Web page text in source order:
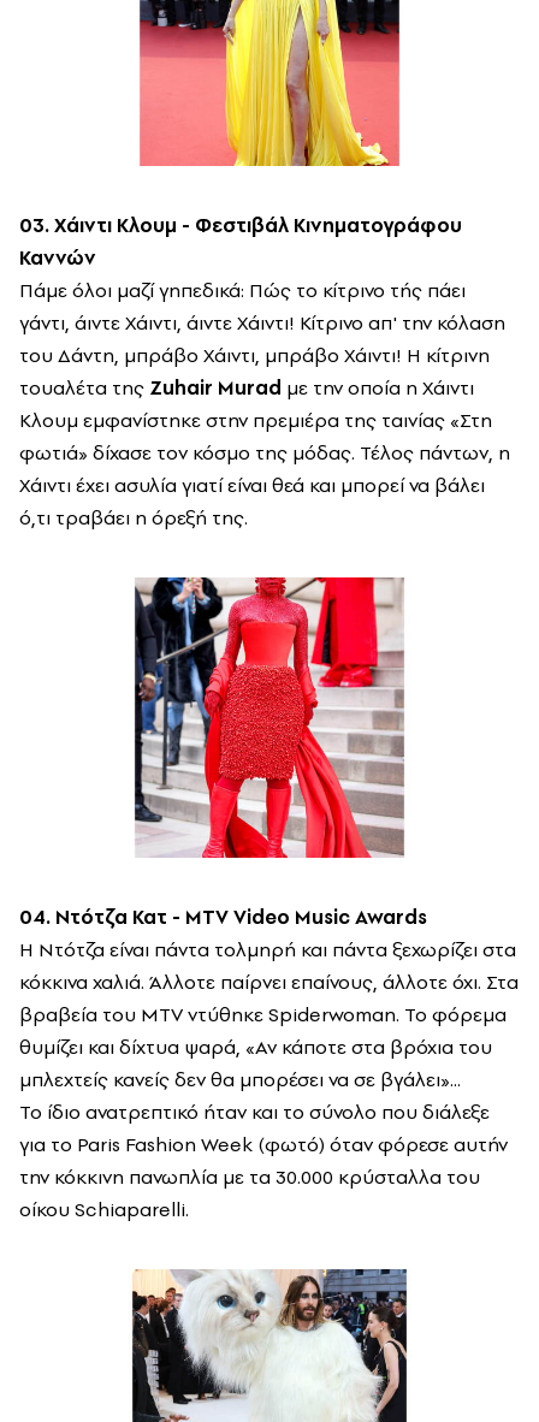
03. Χάιντι Κλουμ - Φεστιβάλ Κινηματογράφου
Καννών
Πάμε όλοι μαζί γηπεδικά: Πώς το κίτρινο τής πάει
γάντι, άιντε Χάιντι, άιντε Χάιντι! Κίτρινο απ' την κόλαση
του Δάντη, μπράβο Χάιντι, μπράβο Χάιντι! Η κίτρινη
τουαλέτα της Zuhair Murad με την οποία η Χάιντι
Κλουμ εμφανίστηκε στην πρεμιέρα της ταινίας «Στη
φωτιά» δίχασε τον κόσμο της μόδας. Τέλος πάντων, η
Χάιντι έχει ασυλία γιατί είναι θεά και μπορεί να βάλει
ό,τι τραβάει η όρεξή της.
04. Ντότζα Κατ - MTV Video Music Awards
Η Ντότζα είναι πάντα τολμηρή και πάντα ξεχωρίζει στα
κόκκινα χαλιά. Άλλοτε παίρνει επαίνους, άλλοτε όχι. Στα
βραβεία του MTV ντύθηκε Spiderwoman. Το φόρεμα
θυμίζει και δίχτυα ψαρά, «Αν κάποτε στα βρόχια του
μπλεχτείς κανείς δεν θα μπορέσει να σε βγάλει»...
Το ίδιο ανατρεπτικό ήταν και το σύνολο που διάλεξε
για το Paris Fashion Week (φωτό) όταν φόρεσε αυτήν
την κόκκινη πανωπλία με τα 30.000 κρύσταλλα του
οίκου Schiaparelli.